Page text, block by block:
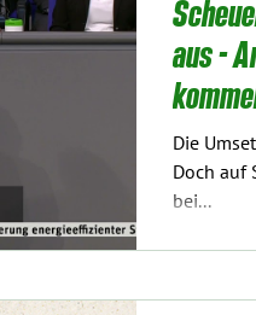
aus -
Die
Doch auf Scheuer ist Verlass, er bremst den Elektroantrieb auch
bei...